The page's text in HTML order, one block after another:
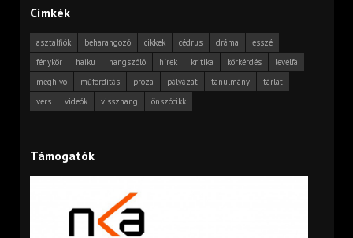
Címkék
asztalfiók beharangozó cikkek cédrus dráma
esszé
fénykör
haiku hangszóló hírek kritika körkérdés
levélfa
meghívó
műfordítás próza pályázat tanulmány
tárlat
vers
videók visszhang önszócikk
Támogatók